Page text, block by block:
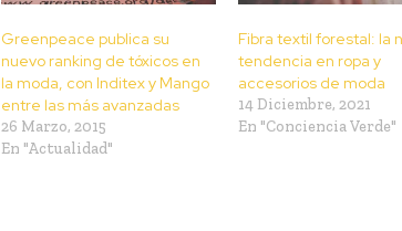
Greenpeace publica su
nuevo ranking de tóxicos en
la moda, con Inditex y Mango
entre las más avanzadas
26 Marzo, 2015
En "Actualidad"
Fibra textil forestal: la
tendencia en ropa y
accesorios de moda
14 Diciembre, 2021
En "Conciencia Verde"